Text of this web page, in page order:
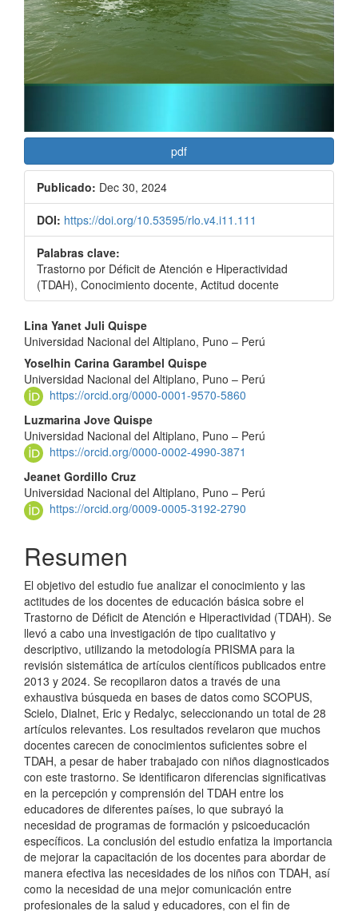
pdf
Publicado: Dec 30, 2024
DOI: https://doi.org/10.53595/rlo.v4.i11.111
Palabras clave:
Trastorno por Déficit de Atención e Hiperactividad
(TDAH), Conocimiento docente, Actitud docente
Contenido
principal
del
artículo
Lina Yanet Juli Quispe
Universidad Nacional del Altiplano, Puno – Perú
Yoselhin Carina Garambel Quispe
Universidad Nacional del Altiplano, Puno – Perú
https://orcid.org/0000-0001-9570-5860
Luzmarina Jove Quispe
Universidad Nacional del Altiplano, Puno – Perú
https://orcid.org/0000-0002-4990-3871
Jeanet Gordillo Cruz
Universidad Nacional del Altiplano, Puno – Perú
https://orcid.org/0009-0005-3192-2790
Resumen
El objetivo del estudio fue analizar el conocimiento y las
actitudes de los docentes de educación básica sobre el
Trastorno de Déficit de Atención e Hiperactividad (TDAH). Se
llevó a cabo una investigación de tipo cualitativo y
descriptivo, utilizando la metodología PRISMA para la
revisión sistemática de artículos científicos publicados entre
2013 y 2024. Se recopilaron datos a través de una
exhaustiva búsqueda en bases de datos como SCOPUS,
Scielo, Dialnet, Eric y Redalyc, seleccionando un total de 28
artículos relevantes. Los resultados revelaron que muchos
docentes carecen de conocimientos suficientes sobre el
TDAH, a pesar de haber trabajado con niños diagnosticados
con este trastorno. Se identificaron diferencias significativas
en la percepción y comprensión del TDAH entre los
educadores de diferentes países, lo que subrayó la
necesidad de programas de formación y psicoeducación
específicos. La conclusión del estudio enfatiza la importancia
de mejorar la capacitación de los docentes para abordar de
manera efectiva las necesidades de los niños con TDAH, así
como la necesidad de una mejor comunicación entre
profesionales de la salud y educadores, con el fin de